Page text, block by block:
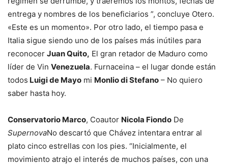
entrega y nombres de los beneficiarios ”, concluye Otero.
«Este es un momento». Por otro lado, el tiempo pasa e
Italia sigue siendo uno de los países más inútiles para
reconocer Juan Quito, El gran retador de Maduro como
líder de Vin Venezuela. Furnaceina – el lugar donde están
todos Luigi de Mayo mi Monlio di Stefano – No quiero
saber hasta hoy.
Conservatorio Marco, Coautor Nicola Fiondo De
SupernovaNo descartó que Chávez intentara entrar al
plato cinco estrellas con los pies. “Inicialmente, el
movimiento atrajo el interés de muchos países, con una